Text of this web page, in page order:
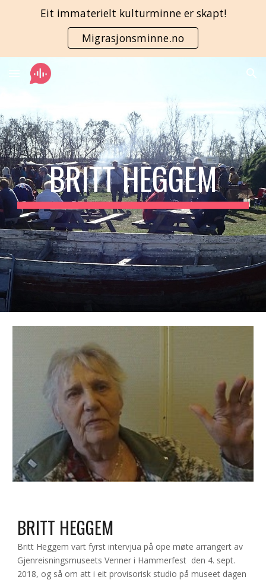
Skip to navigation
Eit immaterielt kulturminne er skapt!
Migrasjonsminne.no
BRITT HEGGEM
BRITT HEGGEM
Britt Heggem vart fyrst intervjua på ope møte arrangert av
Gjenreisningsmuseets Venner i Hammerfest  den 4. sept.
2018, og så om att i eit provisorisk studio på museet dagen